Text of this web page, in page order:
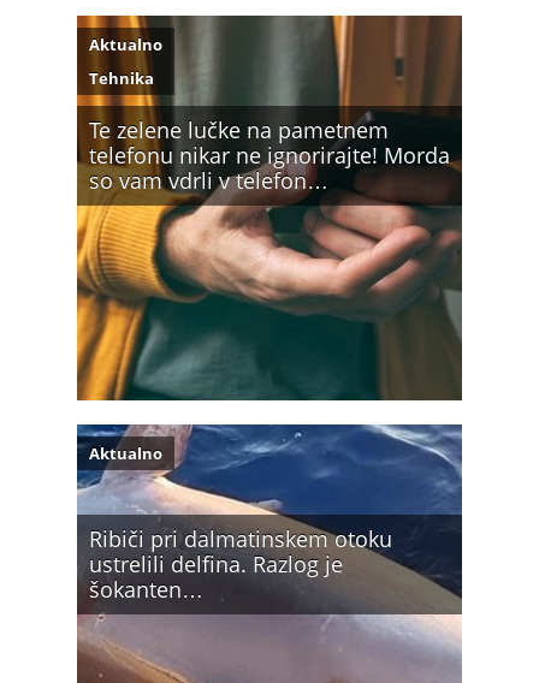
Te zelene lučke na pametnem
telefonu nikar ne ignorirajte! Morda
so vam vdrli v telefon…
Aktualno
Tehnika
Ribiči pri dalmatinskem otoku
ustrelili delfina. Razlog je
šokanten…
Aktualno